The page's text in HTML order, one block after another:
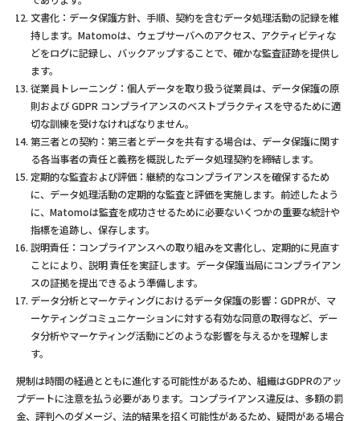
文書化：データ保護方針、手順、契約を含むデータ処理活動の記録を維
持します。Matomoは、ウェブサーバへのアクセス、アクティビティな
どをログに記録し、バックアップすることで、確かな監査証跡を提供し
ます。
従業員トレーニング：個人データを取り扱う従業員は、データ保護の原
則および GDPR コンプライアンスのベストプラクティスを守るために適
切な訓練を受けなければなりません。
第三者との契約：第三者とデータを共有する場合は、データ保護に関す
る各当事者の責任と義務を概説したデータ処理契約を締結します。
定期的な監査および評価：継続的なコンプライアンスを確保するため
に、データ処理活動の定期的な監査と評価を実施します。前述したよう
に、Matomoは監査を成功させるために必要ないくつかの重要な統計や
指標を追跡し、保存します。
説明責任：コンプライアンスへの取り組みを文書化し、定期的に見直す
ことにより、説明 責任を実証します。データ保護当局にコンプライアン
スの証拠を提出できるよう準備します。
データ分析とマーケティングにおけるデータ保護の影響：GDPRが、マ
ーケティングコミュニケーションに対する有効な同意の取得など、デー
タ分析やマーケティング活動にどのような影響を与えるかを理解しま
す。
規制は時間の経過とともに進化する可能性があるため、組織はGDPRのアッ
プデートに注意を払う必要があります。コンプライアンス違反は、多額の罰
金、評判へのダメージ、法的結果を招く可能性があるため、疑問がある場合